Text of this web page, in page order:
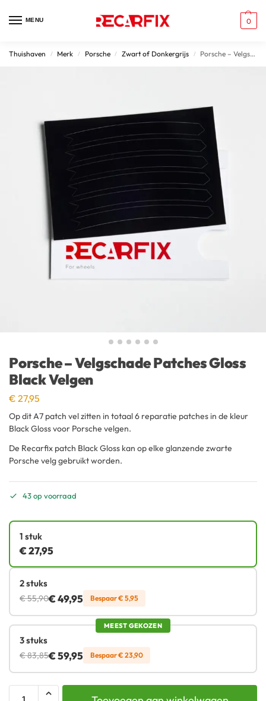
MENU 0
Thuishaven / Merk / Porsche / Zwart of Donkergrijs / Porsche – Velgschade Patches Gloss Black velgen
Porsche – Velgschade Patches Gloss
Black Velgen
€ 27,95
Op dit A7 patch vel zitten in totaal 6 reparatie patches in de kleur
Black Gloss voor Porsche velgen.
De Recarfix patch Black Gloss kan op elke glanzende zwarte
Porsche velg gebruikt worden.
43 op voorraad
1 stuk
€27,95
2 stuks
€55,90€49,95 Bespaar€ 5,95
MEEST GEKOZEN
3 stuks
€83,85€59,95 Bespaar€ 23,90